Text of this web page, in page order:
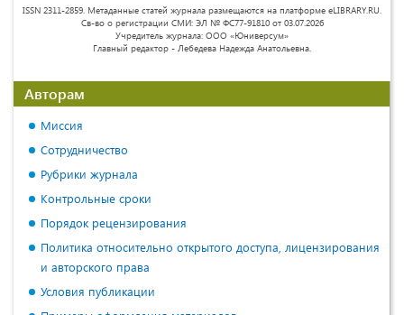
ISSN 2311-2859. Метаданные статей журнала размещаются на платформе eLIBRARY.RU.
Св-во о регистрации СМИ: ЭЛ № ФС77-91810 от 03.07.2026
Учредитель журнала: ООО «Юниверсум»
Главный редактор - Лебедева Надежда Анатольевна.
Авторам
Миссия
Сотрудничество
Рубрики журнала
Контрольные сроки
Порядок рецензирования
Политика относительно открытого доступа, лицензирования
и авторского права
Условия публикации